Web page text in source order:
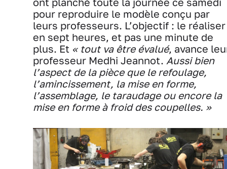
pour reproduire le modèle conçu par
leurs professeurs. L’objectif : le réaliser
en sept heures, et pas une minute de
plus. Et « tout va être évalué, avance
professeur Medhi Jeannot. Aussi bien
l’aspect de la pièce que le refoulage,
l’amincissement, la mise en forme,
l’assemblage, le taraudage ou encore la
mise en forme à froid des coupelles. »